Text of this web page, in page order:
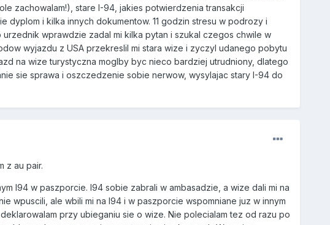
zachowalam!), stare I-94, jakies potwierdzenia transakcji
i kilka innych dokumentow. 11 godzin stresu w podrozy i
wprawdzie zadal mi kilka pytan i szukal czegos chwile w
wyjazdu z USA przekreslil mi stara wize i zyczyl udanego pobytu
na wize turystyczna moglby byc nieco bardziej utrudniony, dlatego
sie sprawa i oszczedzenie sobie nerwow, wysylajac stary I-94 do
z au pair.
I94 w paszporcie. I94 sobie zabrali w ambasadzie, a wize dali mi na
wpuscili, ale wbili mi na I94 i w paszporcie wspomniane juz w innym
przy ubieganiu sie o wize. Nie polecialam tez od razu po